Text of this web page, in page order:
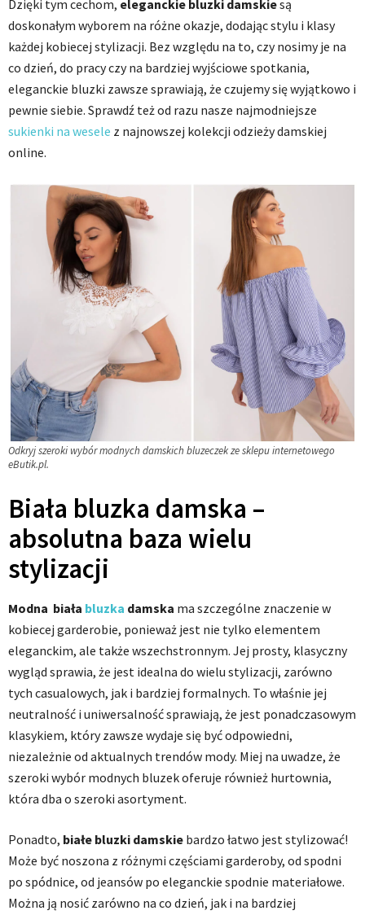
Dzięki tym cechom, eleganckie bluzki damskiesą
doskonałym wyborem na różne okazje, dodając stylu i klasy
każdej kobiecej stylizacji. Bez względu na to, czy nosimy je na
co dzień, do pracy czy na bardziej wyjściowe spotkania,
eleganckie bluzki zawsze sprawiają, że czujemy się wyjątkowo i
pewnie siebie. Sprawdź też od razu nasze najmodniejsze
sukienki na wesele z najnowszej kolekcji odzieży damskiej
online.
Odkryj szeroki wybór modnych damskich bluzeczek ze sklepu internetowego
eButik.pl.
Biała bluzka damska –
absolutna baza wielu
stylizacji
Modna biała bluzka damska ma szczególne znaczenie w
kobiecej garderobie, ponieważ jest nie tylko elementem
eleganckim, ale także wszechstronnym. Jej prosty, klasyczny
wygląd sprawia, że jest idealna do wielu stylizacji, zarówno
tych casualowych, jak i bardziej formalnych. To właśnie jej
neutralność i uniwersalność sprawiają, że jest ponadczasowym
klasykiem, który zawsze wydaje się być odpowiedni,
niezależnie od aktualnych trendów mody. Miej na uwadze, że
szeroki wybór modnych bluzek oferuje również hurtownia,
która dba o szeroki asortyment.
Ponadto, białe bluzki damskie bardzo łatwo jest stylizować!
Może być noszona z różnymi częściami garderoby, od spodni
po spódnice, od jeansów po eleganckie spodnie materiałowe.
Można ją nosić zarówno na co dzień, jak i na bardziej